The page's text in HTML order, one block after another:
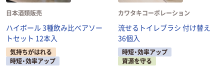
日本酒類販売
ハイボール 3種飲み比べアソー
トセット 12本入
気持ちがはれる
時短・効率アップ
カワタキコーポレーション
流せるトイレブラシ 付け替え
36個入
時短・効率アップ
資源を守る